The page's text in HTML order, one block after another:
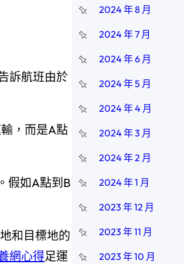
訴航班由於
，而是A點
假如A點到B
和目標地的
網心得足運
2024 年 8 月
2024 年 7 月
2024 年 6 月
2024 年 5 月
2024 年 4 月
2024 年 3 月
2024 年 2 月
2024 年 1 月
2023 年 12 月
2023 年 11 月
2023 年 10 月